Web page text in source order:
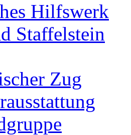
Hilfswerk
Staffelstein
Zug